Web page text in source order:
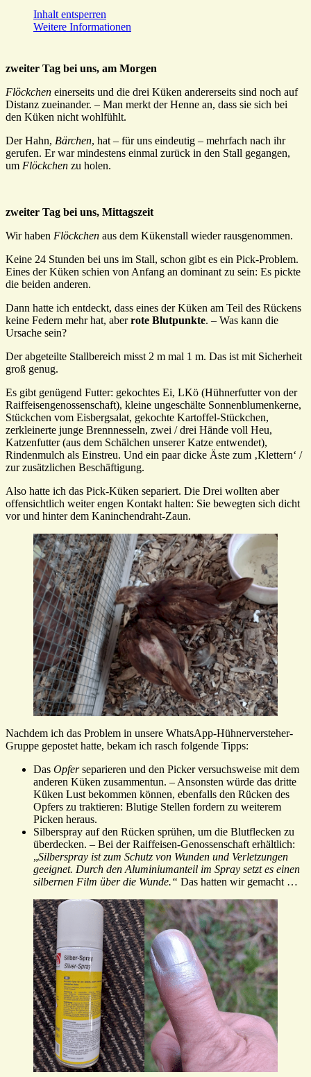
Inhalt entsperren
Weitere Informationen
zweiter Tag bei uns, am Morgen
Flöckchen einerseits und die drei Küken andererseits sind noch auf
Distanz zueinander. – Man merkt der Henne an, dass sie sich bei
den Küken nicht wohlfühlt.
Der Hahn, Bärchen, hat – für uns eindeutig – mehrfach nach ihr
gerufen. Er war mindestens einmal zurück in den Stall gegangen,
um Flöckchen zu holen.
zweiter Tag bei uns, Mittagszeit
Wir haben Flöckchen aus dem Kükenstall wieder rausgenommen.
Keine 24 Stunden bei uns im Stall, schon gibt es ein Pick-Problem.
Eines der Küken schien von Anfang an dominant zu sein: Es pickte
die beiden anderen.
Dann hatte ich entdeckt, dass eines der Küken am Teil des Rückens
keine Federn mehr hat, aberrote Blutpunkte. – Was kann die
Ursache sein?
Der abgeteilte Stallbereich misst 2 m mal 1 m. Das ist mit Sicherheit
groß genug.
Es gibt genügend Futter: gekochtes Ei, LKö (Hühnerfutter von der
Raiffeisengenossenschaft), kleine ungeschälte Sonnenblumenkerne,
Stückchen vom Eisbergsalat, gekochte Kartoffel-Stückchen,
zerkleinerte junge Brennnesseln, zwei / drei Hände voll Heu,
Katzenfutter (aus dem Schälchen unserer Katze entwendet),
Rindenmulch als Einstreu. Und ein paar dicke Äste zum ‚Klettern‘ /
zur zusätzlichen Beschäftigung.
Also hatte ich das Pick-Küken separiert. Die Drei wollten aber
offensichtlich weiter engen Kontakt halten: Sie bewegten sich dicht
vor und hinter dem Kaninchendraht-Zaun.
Nachdem ich das Problem in unsere WhatsApp-Hühnerversteher-
Gruppe gepostet hatte, bekam ich rasch folgende Tipps:
Das Opferseparieren und den Picker versuchsweise mit dem
anderen Küken zusammentun. – Ansonsten würde das dritte
Küken Lust bekommen können, ebenfalls den Rücken des
Opfers zu traktieren: Blutige Stellen fordern zu weiterem
Picken heraus.
Silberspray auf den Rücken sprühen, um die Blutflecken zu
überdecken. – Bei der Raiffeisen-Genossenschaft erhältlich:
„Silberspray ist zum Schutz von Wunden und Verletzungen
geeignet. Durch den Aluminiumanteil im Spray setzt es einen
silbernen Film über die Wunde.“ Das hatten wir gemacht …